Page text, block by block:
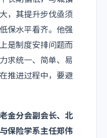
，其提升步伐亟须
保水平看齐。他强
是制度安排问题而
求统一、简单、易
推进过程中，要避
分会副会长、北
保险学系主任郑伟